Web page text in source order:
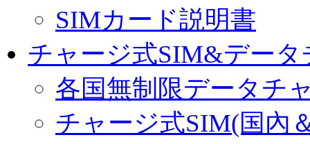
SIMカード説明書
チャージ式SIM&デー
各国無制限データチ
チャージ式SIM(国內